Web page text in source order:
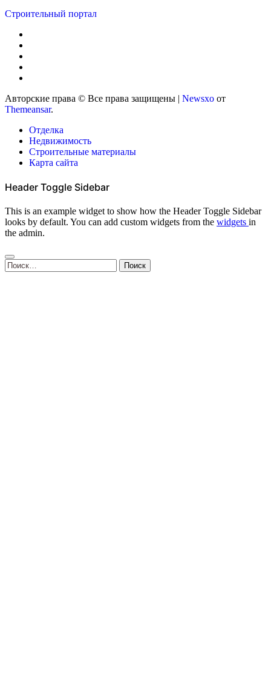
Строительный портал
Авторские права © Все права защищены | Newsxo от
Themeansar.
Отделка
Недвижимость
Строительные материалы
Карта сайта
Header Toggle Sidebar
This is an example widget to show how the Header Toggle Sidebar
looks by default. You can add custom widgets from the widgets in
the admin.
Найти: